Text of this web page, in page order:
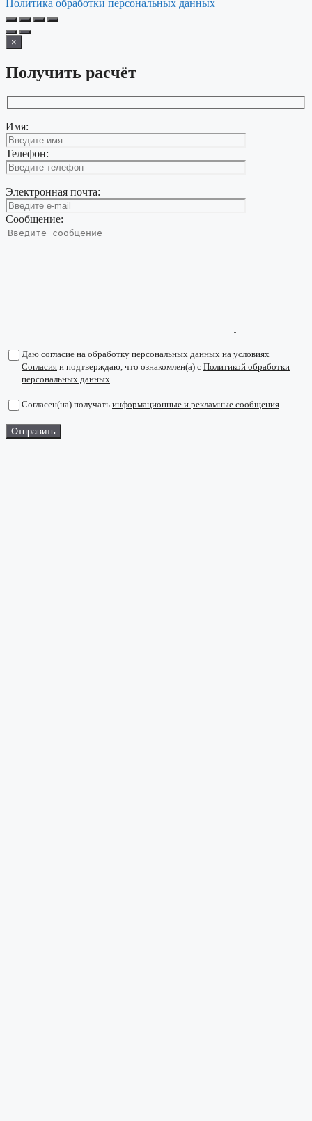
Политика обработки персональных данных
×
Получить расчёт
Имя:
Телефон:
Электронная почта:
Сообщение:
Даю согласие на обработку персональных данных на условиях
Согласия и подтверждаю, что ознакомлен(а) с Политикой обработки
персональных данных
Согласен(на) получать информационные и рекламные сообщения